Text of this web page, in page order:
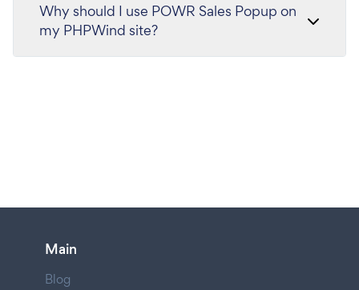
Why should I use POWR Sales Popup on
my PHPWind site?
Main
Blog